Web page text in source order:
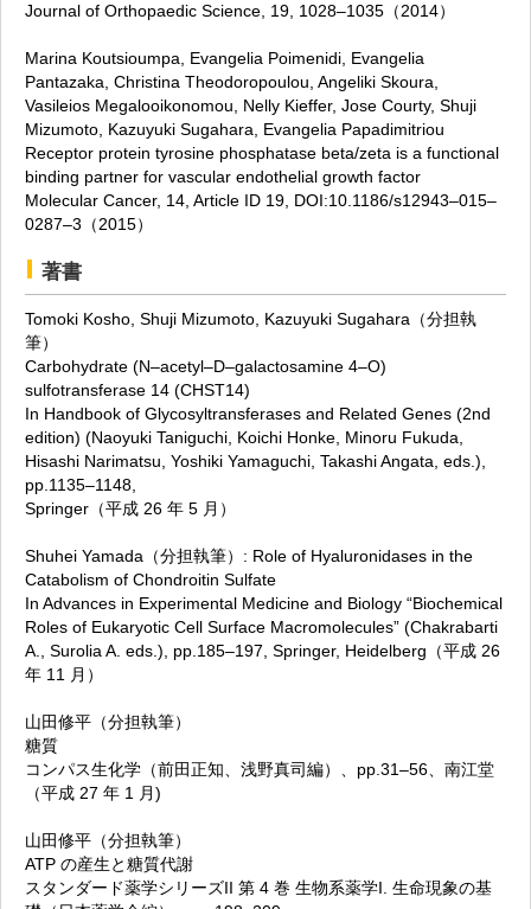
Journal of Orthopaedic Science, 19, 1028–1035（2014）
Marina Koutsioumpa, Evangelia Poimenidi, Evangelia
Pantazaka, Christina Theodoropoulou, Angeliki Skoura,
Vasileios Megalooikonomou, Nelly Kieffer, Jose Courty, Shuji
Mizumoto, Kazuyuki Sugahara, Evangelia Papadimitriou
Receptor protein tyrosine phosphatase beta/zeta is a functional
binding partner for vascular endothelial growth factor
Molecular Cancer, 14, Article ID 19, DOI:10.1186/s12943–015–
0287–3（2015）
著書
Tomoki Kosho, Shuji Mizumoto, Kazuyuki Sugahara（分担執
筆）
Carbohydrate (N–acetyl–D–galactosamine 4–O)
sulfotransferase 14 (CHST14)
In Handbook of Glycosyltransferases and Related Genes (2nd
edition) (Naoyuki Taniguchi, Koichi Honke, Minoru Fukuda,
Hisashi Narimatsu, Yoshiki Yamaguchi, Takashi Angata, eds.),
pp.1135–1148,
Springer（平成 26 年 5 月）
Shuhei Yamada（分担執筆）: Role of Hyaluronidases in the
Catabolism of Chondroitin Sulfate
In Advances in Experimental Medicine and Biology “Biochemical
Roles of Eukaryotic Cell Surface Macromolecules” (Chakrabarti
A., Surolia A. eds.), pp.185–197, Springer, Heidelberg（平成 26
年 11 月）
山田修平（分担執筆）
糖質
コンパス生化学（前田正知、浅野真司編）、pp.31–56、南江堂
（平成 27 年 1 月)
山田修平（分担執筆）
ATP の産生と糖質代謝
スタンダード薬学シリーズII 第 4 巻 生物系薬学I. 生命現象の基